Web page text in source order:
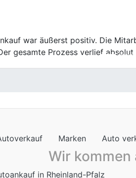
meinen alten Wagen zu einem
Marken Auto
Wir kommen
in Rheinland-Pfalz